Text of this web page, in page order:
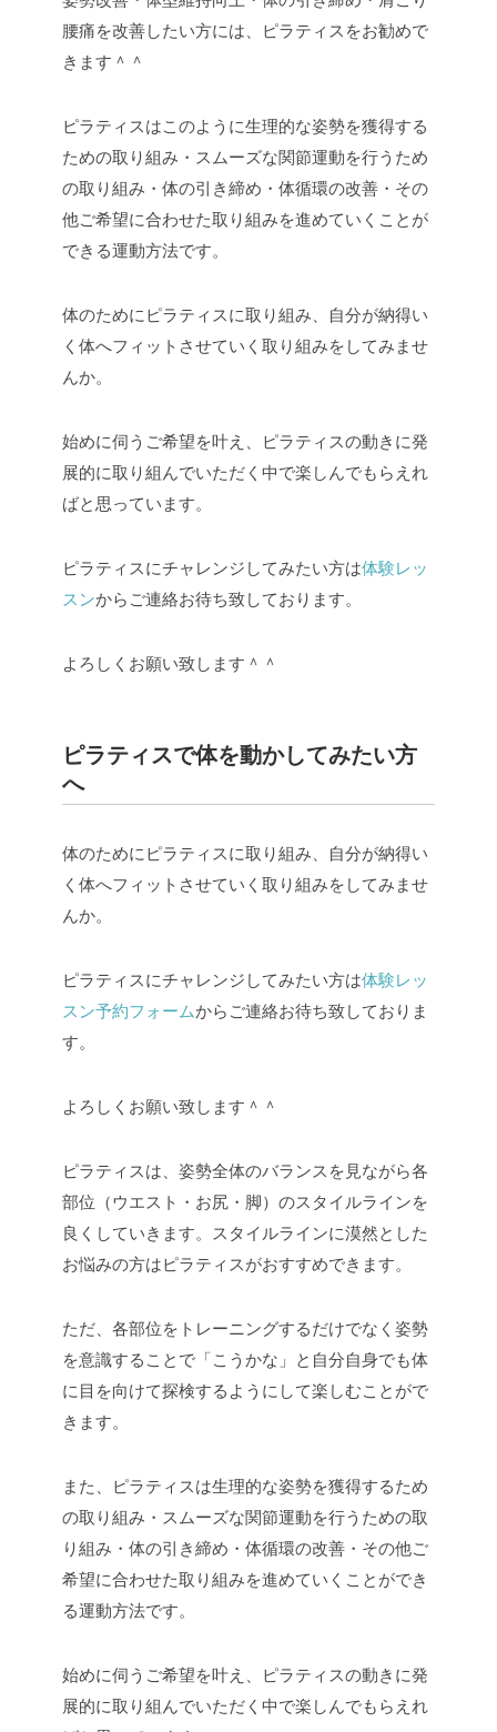
腰痛を改善したい方には、ピラティスをお勧めで
きます＾＾
ピラティスはこのように生理的な姿勢を獲得する
ための取り組み・スムーズな関節運動を行うため
の取り組み・体の引き締め・体循環の改善・その
他ご希望に合わせた取り組みを進めていくことが
できる運動方法です。
体のためにピラティスに取り組み、自分が納得い
く体へフィットさせていく取り組みをしてみませ
んか。
始めに伺うご希望を叶え、ピラティスの動きに発
展的に取り組んでいただく中で楽しんでもらえれ
ばと思っています。
ピラティスにチャレンジしてみたい方は体験レッ
スンからご連絡お待ち致しております。
よろしくお願い致します＾＾
ピラティスで体を動かしてみたい方
へ
体のためにピラティスに取り組み、自分が納得い
く体へフィットさせていく取り組みをしてみませ
んか。
ピラティスにチャレンジしてみたい方は体験レッ
スン予約フォームからご連絡お待ち致しておりま
す。
よろしくお願い致します＾＾
ピラティスは、姿勢全体のバランスを見ながら各
部位（ウエスト・お尻・脚）のスタイルラインを
良くしていきます。スタイルラインに漠然とした
お悩みの方はピラティスがおすすめできます。
ただ、各部位をトレーニングするだけでなく姿勢
を意識することで「こうかな」と自分自身でも体
に目を向けて探検するようにして楽しむことがで
きます。
また、ピラティスは生理的な姿勢を獲得するため
の取り組み・スムーズな関節運動を行うための取
り組み・体の引き締め・体循環の改善・その他ご
希望に合わせた取り組みを進めていくことができ
る運動方法です。
始めに伺うご希望を叶え、ピラティスの動きに発
展的に取り組んでいただく中で楽しんでもらえれ